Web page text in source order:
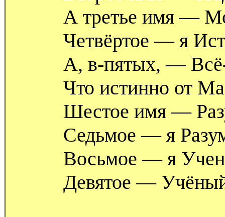
А третье имя —
Четвёртое — я
А, в-пятых, —
Что истинно от
Шестое имя —
Седьмое — я
Восьмое — я
Девятое —